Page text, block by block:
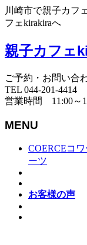
川崎市で親子カフ
フェkirakiraへ
親子カフェ
ご予約・お問い合
TEL 044-201-4414
営業時間 11:00～
MENU
COERCEコ
ーツ
お客様の声